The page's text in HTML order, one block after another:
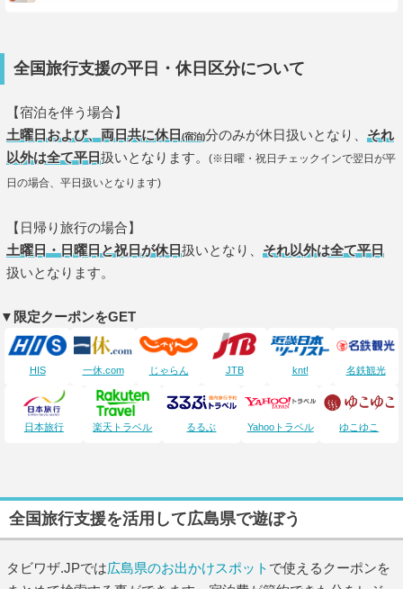
全国旅行支援の平日・休日区分について
【宿泊を伴う場合】
土曜日および、両日共に休日(宿泊)分のみが休日扱いとなり、 それ
以外は全て平日扱いとなります。
(※日曜・祝日チェックインで翌日が平
日の場合、平日扱いとなります)
【日帰り旅行の場合】
土曜日・日曜日と祝日が休日扱いとなり、 それ以外は全て平日
扱いとなります。
▼限定クーポンをGET
HIS 一休.com じゃらん JTB knt! 名鉄観光
日本旅行 楽天トラベル るるぶ Yahooトラベル ゆこゆこ
全国旅行支援を活用して広島県で遊ぼう
タビワザ.JPでは広島県のお出かけスポット で使えるクーポンを